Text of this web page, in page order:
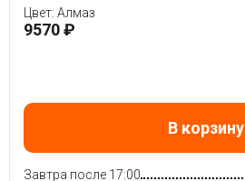
Цвет: Алмаз
9570 ₽
В корзину
Завтра после 17:00